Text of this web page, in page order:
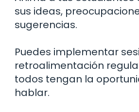
sus ideas,
sugerencias.
Puedes implementar
retroalimentación
todos tengan la
hablar.